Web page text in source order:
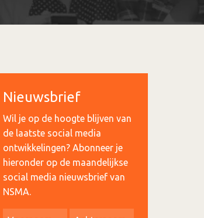
Nieuwsbrief
Wil je op de hoogte blijven van
de laatste social media
ontwikkelingen? Abonneer je
hieronder op de maandelijkse
social media nieuwsbrief van
NSMA.